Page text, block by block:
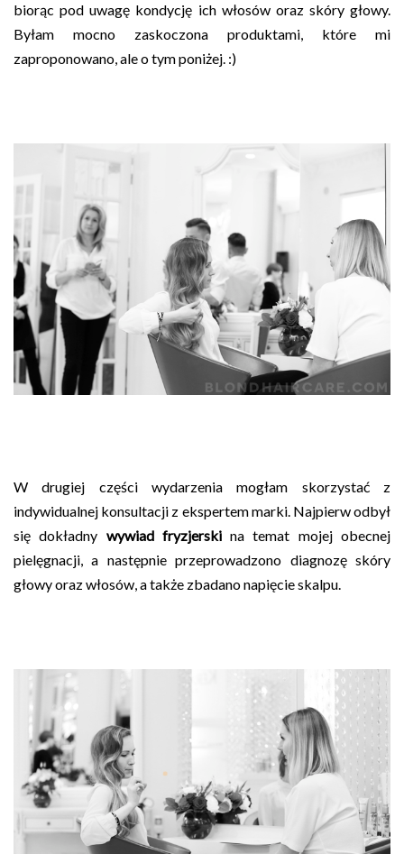
biorąc pod uwagę kondycję ich włosów oraz skóry głowy.
Byłam mocno zaskoczona produktami, które mi
zaproponowano, ale o tym poniżej. :)
W drugiej części wydarzenia mogłam skorzystać z
indywidualnej konsultacji z ekspertem marki. Najpierw odbył
się dokładny wywiad fryzjerskina temat mojej obecnej
pielęgnacji, a następnie przeprowadzono diagnozę skóry
głowy oraz włosów, a także zbadano napięcie skalpu.